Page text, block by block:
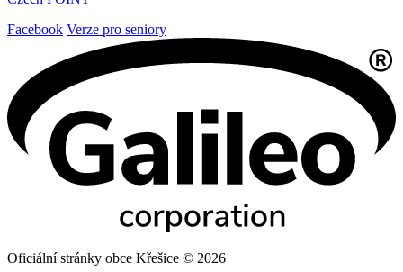
Facebook Verze pro seniory
Oficiální stránky obce Křešice © 2026